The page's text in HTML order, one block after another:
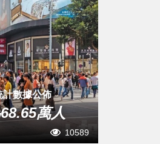
計數據公佈
萬人
10589